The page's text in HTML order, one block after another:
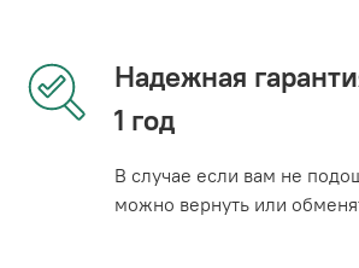
Надежная
1 год
В случае если вам не
можно вернуть или